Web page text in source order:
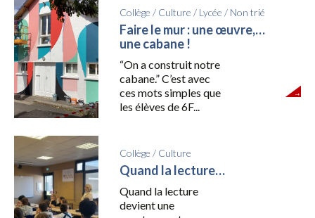
Collège / Culture / Lycée / Non trié
Faire le mur : une œuvre,…
une cabane !
“On a construit notre
cabane.” C’est avec
ces mots simples que
les élèves de 6F...
Collège / Culture
Quand la lecture…
Quand la lecture
devient une